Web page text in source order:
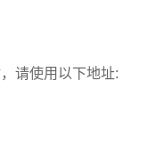
请使用以下地址: